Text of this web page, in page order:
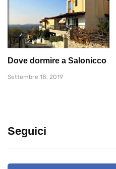
Dove dormire a Salonicco
Settembre 18, 2019
Seguici